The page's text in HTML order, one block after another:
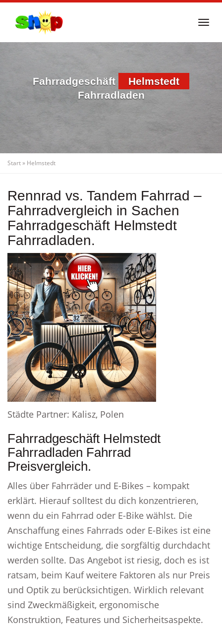
Fahrradgeschäft
Helmstedt
Fahrradladen
Start» Helmstedt
Rennrad vs. Tandem Fahrrad –
Fahrradvergleich in Sachen
Fahrradgeschäft Helmstedt
Fahrradladen.
Städte Partner: Kalisz, Polen
Fahrradgeschäft Helmstedt
Fahrradladen Fahrrad
Preisvergleich.
Alles über Fahrräder und E-Bikes – kompakt
erklärt. Hierauf solltest du dich konzentrieren,
wenn du ein Fahrrad oder E-Bike wählst. Die
Anschaffung eines Fahrrads oder E-Bikes ist eine
wichtige Entscheidung, die sorgfältig durchdacht
werden sollte. Das Angebot ist riesig, doch es ist
ratsam, beim Kauf weitere Faktoren als nur Preis
und Optik zu berücksichtigen. Wirklich relevant
sind Zweckmäßigkeit, ergonomische
Konstruktion, Features und Sicherheitsaspekte.